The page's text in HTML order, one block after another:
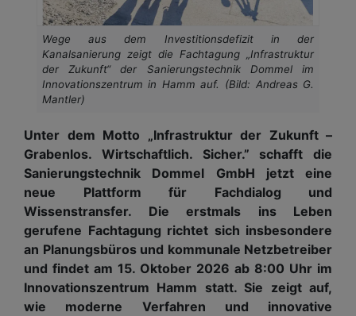
Wege aus dem Investitionsdefizit in der
Kanalsanierung zeigt die Fachtagung „Infrastruktur
der Zukunft“ der Sanierungstechnik Dommel im
Innovationszentrum in Hamm auf. (Bild: Andreas G.
Mantler)
Unter dem Motto „Infrastruktur der Zukunft –
Grabenlos. Wirtschaftlich. Sicher.” schafft die
Sanierungstechnik Dommel GmbH jetzt eine
neue Plattform für Fachdialog und
Wissenstransfer. Die erstmals ins Leben
gerufene Fachtagung richtet sich insbesondere
an Planungsbüros und kommunale Netzbetreiber
und findet am 15. Oktober 2026 ab 8:00 Uhr im
Innovationszentrum Hamm statt. Sie zeigt auf,
wie moderne Verfahren und innovative